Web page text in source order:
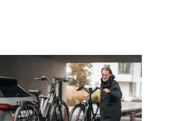
för tredje eller fjärde cykel Black